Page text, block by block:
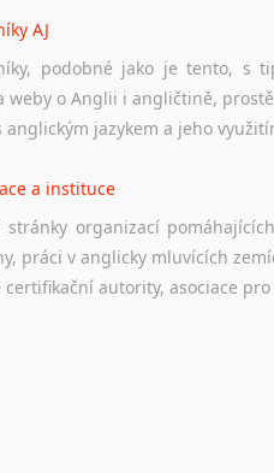
AJ
podobné jako je tento, s
weby o Anglii i angličtině,
anglickým jazykem a jeho
a instituce
stránky organizací
práci v anglicky mluvících